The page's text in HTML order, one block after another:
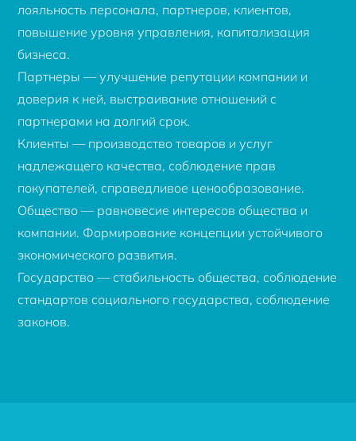
лояльность персонала, партнеров, клиентов,
повышение уровня управления, капитализация
бизнеса.
Партнеры — улучшение репутации компании и
доверия к ней, выстраивание отношений с
партнерами на долгий срок.
Клиенты — производство товаров и услуг
надлежащего качества, соблюдение прав
покупателей, справедливое ценообразование.
Общество — равновесие интересов общества и
компании. Формирование концепции устойчивого
экономического развития.
Государство — стабильность общества, соблюдение
стандартов социального государства, соблюдение
законов.